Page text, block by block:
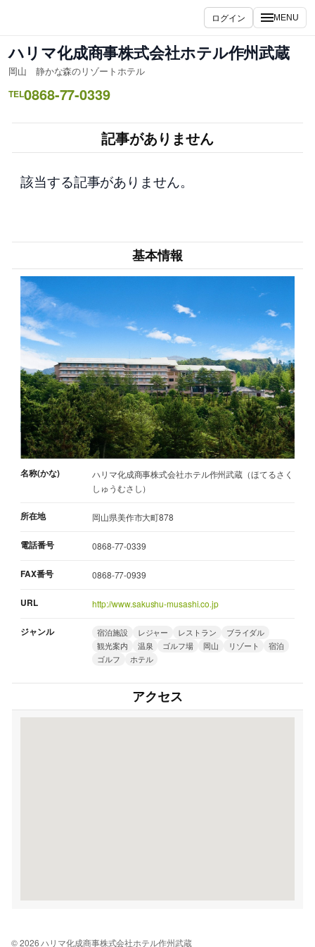
ス
キ
ッ
ログイン MENU
ハリマ化成商事株式会社ホテル作州武蔵
岡山 静かな森のリゾートホテル
TEL0868-77-0339
記事がありません
該当する記事がありません。
基本情報
名称(かな)
ハリマ化成商事株式会社ホテル作州武蔵（ほてるさく
しゅうむさし）
所在地 岡山県美作市大町878
電話番号 0868-77-0339
FAX番号 0868-77-0939
URL http://www.sakushu-musashi.co.jp
ジャンル 宿泊施設 レジャー レストラン
ブライダル
観光案内
温泉 ゴルフ場 岡山 リゾート
宿泊
ゴルフ
ホテル
アクセス
© 2026 ハリマ化成商事株式会社ホテル作州武蔵